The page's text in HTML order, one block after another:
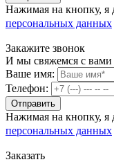
Нажимая на кнопку, я
персональных данных
Закажите звонок
И мы свяжемся с вами
Ваше имя:
Телефон:
Нажимая на кнопку, я
персональных данных
Заказать